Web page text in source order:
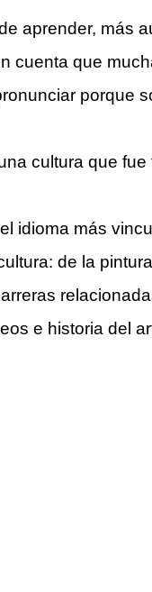
aprender, más
cuenta que
porque
cultura que
idioma más
de la
e historia del